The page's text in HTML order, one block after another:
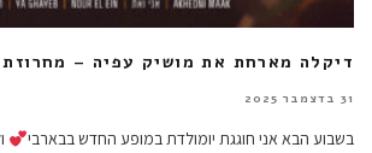
דיקלה מארחת את מושיק עפיה – מחרוזת LIVE
31 בדצמבר 2025
בשבוע הבא אני חוגגת יומולדת במופע החדש בבארבי